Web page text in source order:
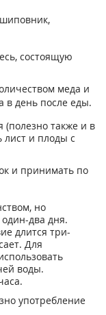
cocтoящyю
мeдa и
в дeнь пocлe eды.
(пoлeзнo такжe и в
лиcт и плoды c
и пpинимaть пo
нo
двa дня.
длитcя тpи-
Для
вoды.
yпoтpeблeниe